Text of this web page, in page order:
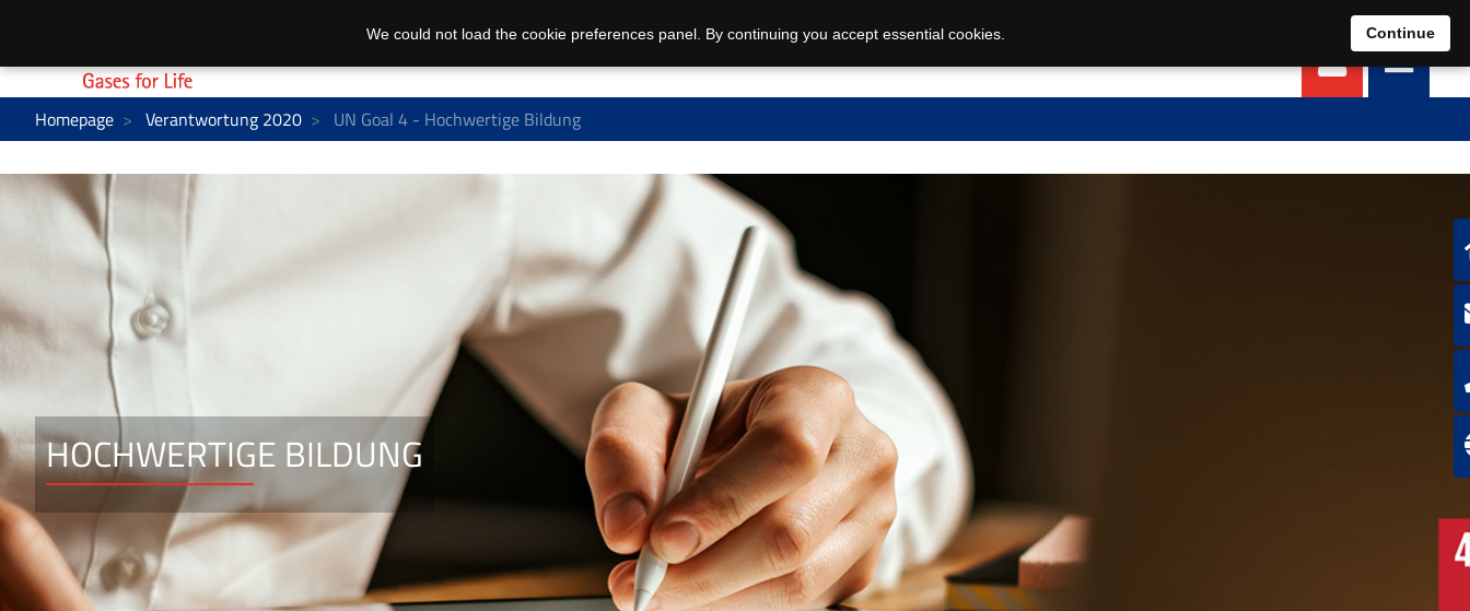
EN DE
Homepage Verantwortung 2020 UN Goal 4 - Hochwertige Bildung
HOCHWERTIGE BILDUNG
We could not load the cookie preferences panel. By continuing you accept essential cookies. Continue